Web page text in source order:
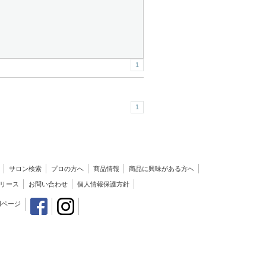
1
1
サロン検索 プロの方へ 商品情報 商品に興味がある方へ
ース お問い合わせ 個人情報保護方針
ージ